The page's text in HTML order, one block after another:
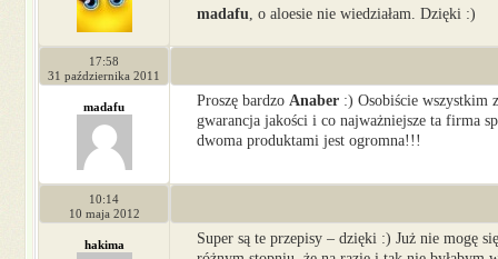
madafu , o aloesie nie wiedziałam. Dzięki :)
17:58
31 października 2011
madafu Proszę bardzo Anaber :) Osobiście wszystkim
gwarancja jakości i co najważniejsze ta firma
dwoma produktami jest ogromna!!!
10:14
10 maja 2012
hakima
Super są te przepisy – dzięki :) Już nie mogę